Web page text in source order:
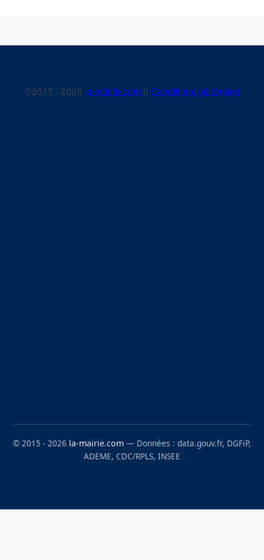
©2017 - 2026 la-mairie.com || Conditions générales
© 2015 - 2026 la-mairie.com — Données : data.gouv.fr, DGFiP,
ADEME, CDC/RPLS, INSEE